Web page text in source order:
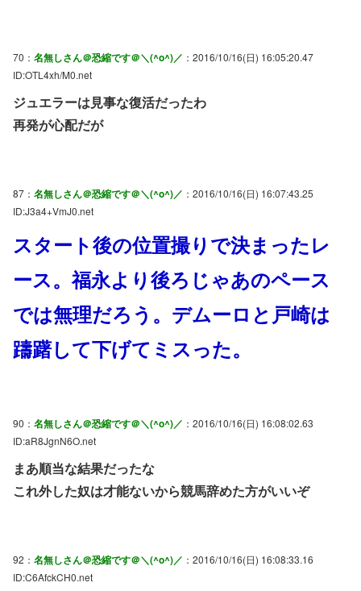
70： 名無しさん＠恐縮です＠＼(^o^)／ ：2016/10/16(日) 16:05:20.47
ID:OTL4xh/M0.net
ジュエラーは見事な復活だったわ
再発が心配だが
87： 名無しさん＠恐縮です＠＼(^o^)／ ：2016/10/16(日) 16:07:43.25
ID:J3a4+VmJ0.net
スタート後の位置撮りで決まったレ
ース。福永より後ろじゃあのペース
では無理だろう。デムーロと戸崎は
躊躇して下げてミスった。
90： 名無しさん＠恐縮です＠＼(^o^)／ ：2016/10/16(日) 16:08:02.63
ID:aR8JgnN6O.net
まあ順当な結果だったな
これ外した奴は才能ないから競馬辞めた方がいいぞ
92： 名無しさん＠恐縮です＠＼(^o^)／ ：2016/10/16(日) 16:08:33.16
ID:C6AfckCH0.net